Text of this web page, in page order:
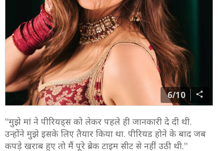
6/10
''मुझे मां ने पीरियड्स को लेकर पहले ही जानकारी दे दी थी.
उन्होंने मुझे इसके लिए तैयार किया था. पीरियड होने के बाद जब
कपड़े खराब हुए तो मैं पूरे ब्रेक टाइम सीट से नहीं उठी थी.''